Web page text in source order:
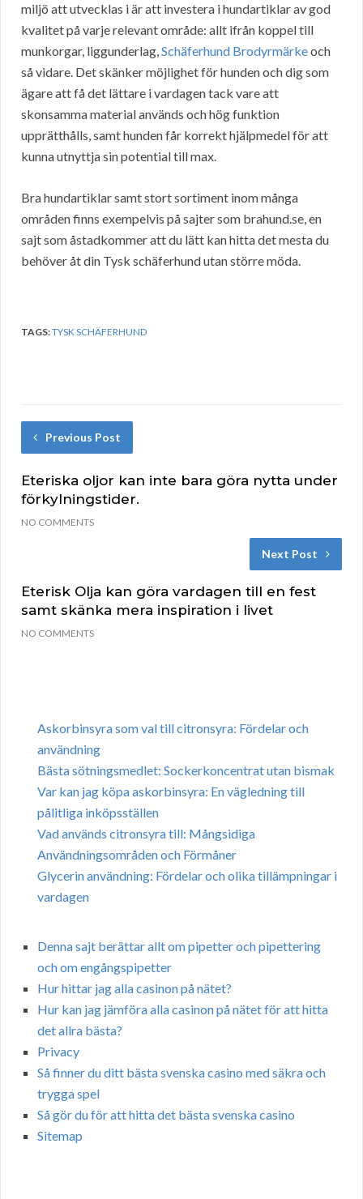
miljö att utvecklas i är att investera i hundartiklar av god
kvalitet på varje relevant område: allt ifrån koppel till
munkorgar, liggunderlag,Schäferhund Brodyrmärkeoch
så vidare. Det skänker möjlighet för hunden och dig som
ägare att få det lättare i vardagen tack vare att
skonsamma material används och hög funktion
upprätthålls, samt hunden får korrekt hjälpmedel för att
kunna utnyttja sin potential till max.
Bra hundartiklar samt stort sortiment inom många
områden finns exempelvis på sajter som brahund.se, en
sajt som åstadkommer att du lätt kan hitta det mesta du
behöver åt din Tysk schäferhund utan större möda.
TAGS:TYSK SCHÄFERHUND
Previous Post
Eteriska oljor kan inte bara göra nytta under
förkylningstider.
NO COMMENTS
Next Post
Eterisk Olja kan göra vardagen till en fest
samt skänka mera inspiration i livet
NO COMMENTS
Askorbinsyra som val till citronsyra: Fördelar och
användning
Bästa sötningsmedlet: Sockerkoncentrat utan bismak
Var kan jag köpa askorbinsyra: En vägledning till
pålitliga inköpsställen
Vad används citronsyra till: Mångsidiga
Användningsområden och Förmåner
Glycerin användning: Fördelar och olika tillämpningar i
vardagen
Denna sajt berättar allt om pipetter och pipettering
och om engångspipetter
Hur hittar jag alla casinon på nätet?
Hur kan jag jämföra alla casinon på nätet för att hitta
det allra bästa?
Privacy
Så finner du ditt bästa svenska casino med säkra och
trygga spel
Så gör du för att hitta det bästa svenska casino
Sitemap